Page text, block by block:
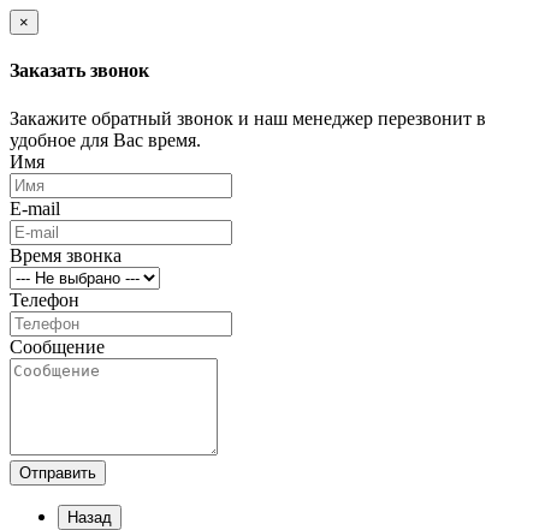
×
Заказать звонок
Закажите обратный звонок и наш менеджер перезвонит в
удобное для Вас время.
Имя
E-mail
Время звонка
Телефон
Сообщение
Отправить
Назад